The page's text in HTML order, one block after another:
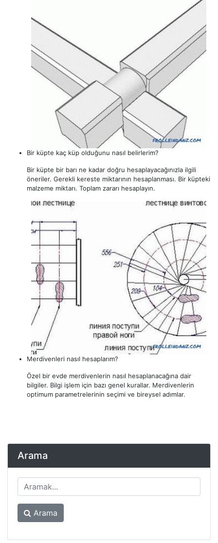
Bir küpte kaç küp olduğunu nasıl belirlerim?
Bir küpte bir barı ne kadar doğru hesaplayacağınızla ilgili
öneriler. Gerekli kereste miktarının hesaplanması. Bir küpteki
malzeme miktarı. Toplam zararı hesaplayın.
Merdivenleri nasıl hesaplarım?
Özel bir evde merdivenlerin nasıl hesaplanacağına dair
bilgiler. Bilgi işlem için bazı genel kurallar. Merdivenlerin
optimum parametrelerinin seçimi ve bireysel adımlar.
Arama
Arama